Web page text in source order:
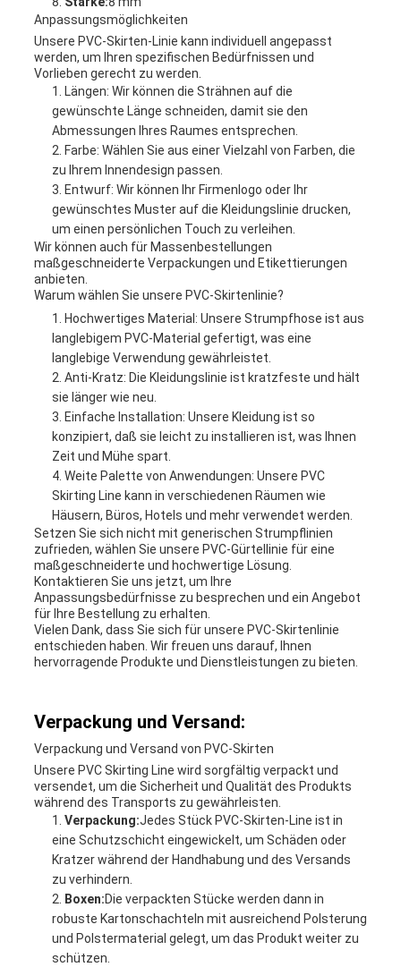
Anpassungsmöglichkeiten
Unsere PVC-Skirten-Linie kann individuell angepasst
werden, um Ihren spezifischen Bedürfnissen und
Vorlieben gerecht zu werden.
Längen: Wir können die Strähnen auf die
gewünschte Länge schneiden, damit sie den
Abmessungen Ihres Raumes entsprechen.
Farbe: Wählen Sie aus einer Vielzahl von Farben, die
zu Ihrem Innendesign passen.
Entwurf: Wir können Ihr Firmenlogo oder Ihr
gewünschtes Muster auf die Kleidungslinie drucken,
um einen persönlichen Touch zu verleihen.
Wir können auch für Massenbestellungen
maßgeschneiderte Verpackungen und Etikettierungen
anbieten.
Warum wählen Sie unsere PVC-Skirtenlinie?
Hochwertiges Material: Unsere Strumpfhose ist aus
langlebigem PVC-Material gefertigt, was eine
langlebige Verwendung gewährleistet.
Anti-Kratz: Die Kleidungslinie ist kratzfeste und hält
sie länger wie neu.
Einfache Installation: Unsere Kleidung ist so
konzipiert, daß sie leicht zu installieren ist, was Ihnen
Zeit und Mühe spart.
Weite Palette von Anwendungen: Unsere PVC
Skirting Line kann in verschiedenen Räumen wie
Häusern, Büros, Hotels und mehr verwendet werden.
Setzen Sie sich nicht mit generischen Strumpflinien
zufrieden, wählen Sie unsere PVC-Gürtellinie für eine
maßgeschneiderte und hochwertige Lösung.
Kontaktieren Sie uns jetzt, um Ihre
Anpassungsbedürfnisse zu besprechen und ein Angebot
für Ihre Bestellung zu erhalten.
Vielen Dank, dass Sie sich für unsere PVC-Skirtenlinie
entschieden haben. Wir freuen uns darauf, Ihnen
hervorragende Produkte und Dienstleistungen zu bieten.
Verpackung und Versand:
Verpackung und Versand von PVC-Skirten
Unsere PVC Skirting Line wird sorgfältig verpackt und
versendet, um die Sicherheit und Qualität des Produkts
während des Transports zu gewährleisten.
Verpackung:Jedes Stück PVC-Skirten-Line ist in
eine Schutzschicht eingewickelt, um Schäden oder
Kratzer während der Handhabung und des Versands
zu verhindern.
Boxen:Die verpackten Stücke werden dann in
robuste Kartonschachteln mit ausreichend Polsterung
und Polstermaterial gelegt, um das Produkt weiter zu
schützen.